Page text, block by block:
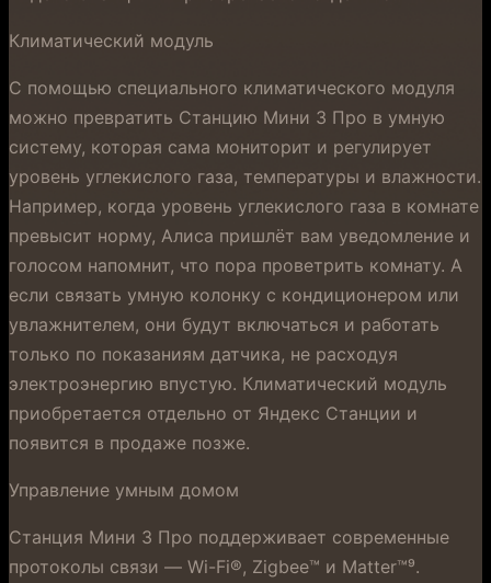
Климатический модуль
С помощью специального климатического модуля
можно превратить Станцию Мини 3 Про в умную
систему, которая сама мониторит и регулирует
уровень углекислого газа, температуры и влажности.
Например, когда уровень углекислого газа в комнате
превысит норму, Алиса пришлёт вам уведомление и
голосом напомнит, что пора проветрить комнату. А
если связать умную колонку с кондиционером или
увлажнителем, они будут включаться и работать
только по показаниям датчика, не расходуя
электроэнергию впустую. Климатический модуль
приобретается отдельно от Яндекс Станции и
появится в продаже позже.
Управление умным домом
Станция Мини 3 Про поддерживает современные
протоколы связи — Wi-Fi®, Zigbee™ и Matter™⁹.